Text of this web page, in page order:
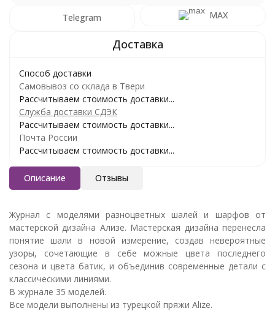
Telegram MAX
Способ доставки
Самовывоз со склада в Твери
Рассчитываем стоимость доставки...
Служба доставки СДЭК
Рассчитываем стоимость доставки...
Почта России
Рассчитываем стоимость доставки...
Описание Отзывы
Журнал с моделями разноцветных шалей и шарфов от
мастерской дизайна Ализе. Мастерская дизайна перенесла
понятие шали в новой измерение, создав невероятные
узоры, сочетающие в себе можные цвета последнего
сезона и цвета батик, и объединив современные детали с
классическими линиями.
В журнале 35 моделей.
Все модели выполнены из турецкой пряжи Alize.